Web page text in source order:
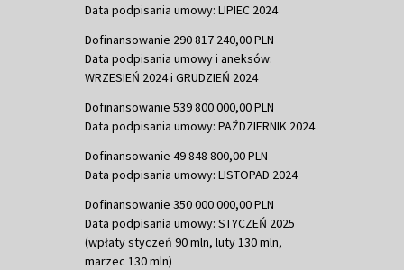
Data podpisania umowy: LIPIEC 2024
Dofinansowanie 290 817 240,00 PLN
Data podpisania umowy i aneksów:
WRZESIEŃ 2024 i GRUDZIEŃ 2024
Dofinansowanie 539 800 000,00 PLN
Data podpisania umowy: PAŹDZIERNIK 2024
Dofinansowanie 49 848 800,00 PLN
Data podpisania umowy: LISTOPAD 2024
Dofinansowanie 350 000 000,00 PLN
Data podpisania umowy: STYCZEŃ 2025
(wpłaty styczeń 90 mln, luty 130 mln,
marzec 130 mln)